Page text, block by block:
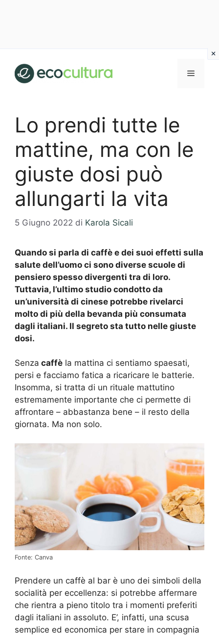
contenuto
MENU
Lo prendi tutte le
mattine, ma con le
giuste dosi può
allungarti la vita
5 Giugno 2022 di Karola Sicali
Quando si parla di caffè e dei suoi effetti sulla
salute dell’uomo ci sono diverse scuole di
pensiero spesso divergenti tra di loro.
Tuttavia, l’ultimo studio condotto da
un’università di cinese potrebbe rivelarci
molto di più della bevanda più consumata
dagli italiani. Il segreto sta tutto nelle giuste
dosi.
Senza caffè la mattina ci sentiamo spaesati,
persi e facciamo fatica a ricaricare le batterie.
Insomma, si tratta di un rituale mattutino
estremamente importante che ci permette di
affrontare – abbastanza bene – il resto della
giornata. Ma non solo.
Fonte: Canva
Prendere un caffè al bar è uno dei simboli della
socialità per eccellenza: si potrebbe affermare
che rientra a pieno titolo tra i momenti preferiti
dagli italiani in assoluto. E’, infatti, una scusa
semplice ed economica per stare in compagnia